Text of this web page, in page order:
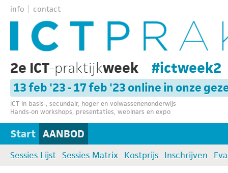
info contact
2e ICT-praktijkweek #ictweek2
13 feb '23 - 17 feb '23 online in onze
ICT in basis-, secundair, hoger en volwassenenonderwijs
Hands-on workshops, presentaties, webinars en expo
Start AANBOD
Sessies Lijst Sessies Matrix Kostprijs Inschrijven